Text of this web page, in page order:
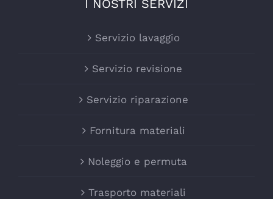
I NOSTRI SERVIZI
Servizio lavaggio
Servizio revisione
Servizio riparazione
Fornitura materiali
Noleggio e permuta
Trasporto materiali